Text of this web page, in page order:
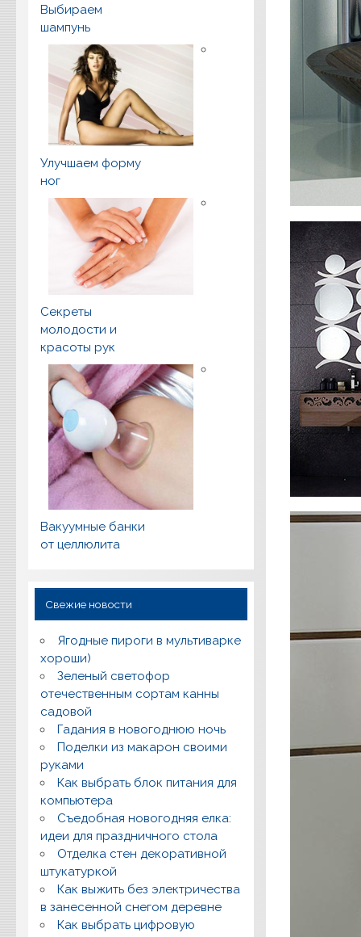
Выбираем
шампунь
Улучшаем форму
ног
Секреты
молодости и
красоты рук
Вакуумные банки
от целлюлита
Свежие новости
Ягодные пироги в мультиварке
хороши)
Зеленый светофор
отечественным сортам канны
садовой
Гадания в новогоднюю ночь
Поделки из макарон своими
руками
Как выбрать блок питания для
компьютера
Съедобная новогодняя елка:
идеи для праздничного стола
Отделка стен декоративной
штукатуркой
Как выжить без электричества
в занесенной снегом деревне
Как выбрать цифровую